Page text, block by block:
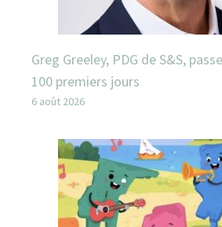
Greg Greeley, PDG de S&S,
100 premiers jours
6 août 2026